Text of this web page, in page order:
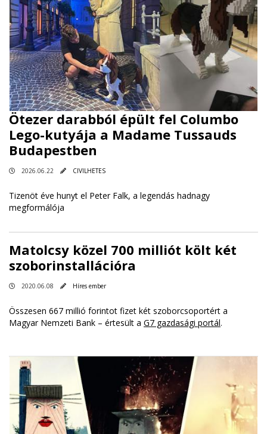
Ötezer darabból épült fel Columbo
Lego-kutyája a Madame Tussauds
Budapestben
2026.06.22 CIVILHETES
Tizenöt éve hunyt el Peter Falk, a legendás hadnagy
megformálója
Matolcsy közel 700 milliót költ két
szoborinstallációra
2020.06.08 Híres ember
Összesen 667 millió forintot fizet két szoborcsoportért a
Magyar Nemzeti Bank – értesült a G7 gazdasági portál.